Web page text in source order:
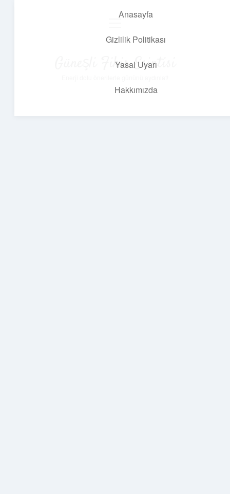
Anasayfa
Gizlilik Politikası
Yasal Uyarı
Hakkımızda
Güneşli Fikir Esintisi